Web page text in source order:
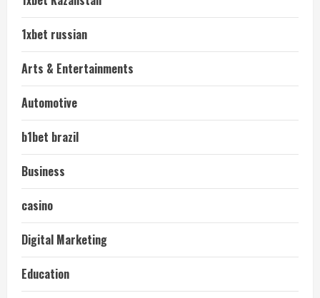
1xbet russian
Arts & Entertainments
Automotive
b1bet brazil
Business
casino
Digital Marketing
Education